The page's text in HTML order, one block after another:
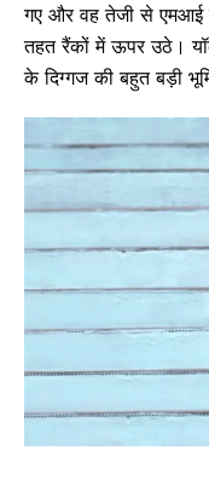
गए और वह तेजी से एमआई
तहत रैंकों में ऊपर उठे।
के दिग्गज की बहुत बड़ी